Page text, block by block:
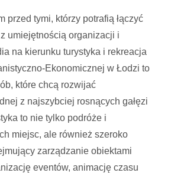
przed tymi, którzy potrafią łączyć
umiejętnością organizacji i
na kierunku turystyka i rekreacja
Ekonomicznej w Łodzi to
które chcą rozwijać
z najszybciej rosnących gałęzi
to nie tylko podróże i
miejsc, ale również szeroko
zarządzanie obiektami
eventów, animację czasu